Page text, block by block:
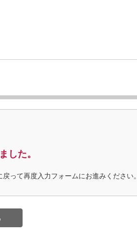
した。
って再度入力フォームにお進みください。